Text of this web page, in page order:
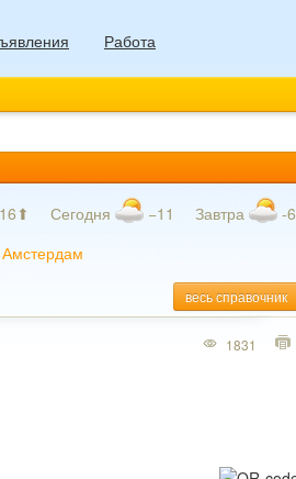
Работа
Сегодня −11 Завтра -6
Амстердам
весь справочник
1831